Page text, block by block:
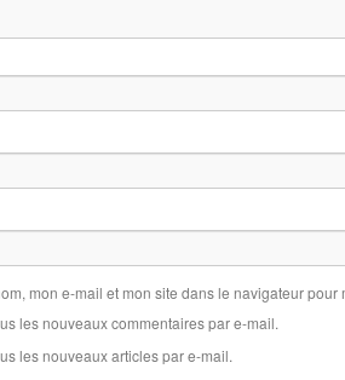
mon e-mail et mon site dans le navigateur
les nouveaux commentaires par e-mail.
les nouveaux articles par e-mail.